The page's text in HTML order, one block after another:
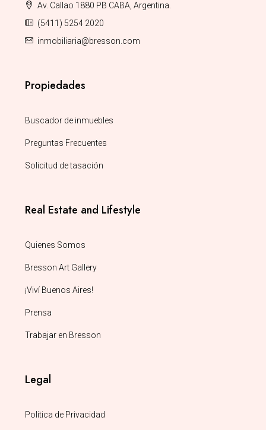
Av. Callao 1880 PB CABA, Argentina.
(5411) 5254 2020
inmobiliaria@bresson.com
Propiedades
Buscador de inmuebles
Preguntas Frecuentes
Solicitud de tasación
Real Estate and Lifestyle
Quienes Somos
Bresson Art Gallery
¡Viví Buenos Aires!
Prensa
Trabajar en Bresson
Legal
Política de Privacidad